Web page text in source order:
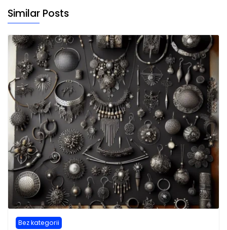
Similar Posts
Bez kategorii